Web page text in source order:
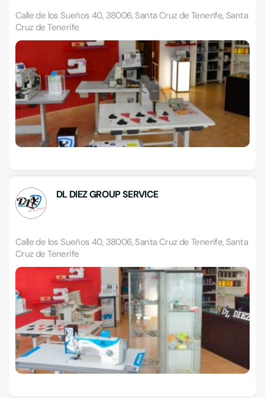
Calle de los Sueños 40, 38006, Santa Cruz de Tenerife, Santa
Cruz de Tenerife
DL DIEZ GROUP SERVICE
Calle de los Sueños 40, 38006, Santa Cruz de Tenerife, Santa
Cruz de Tenerife